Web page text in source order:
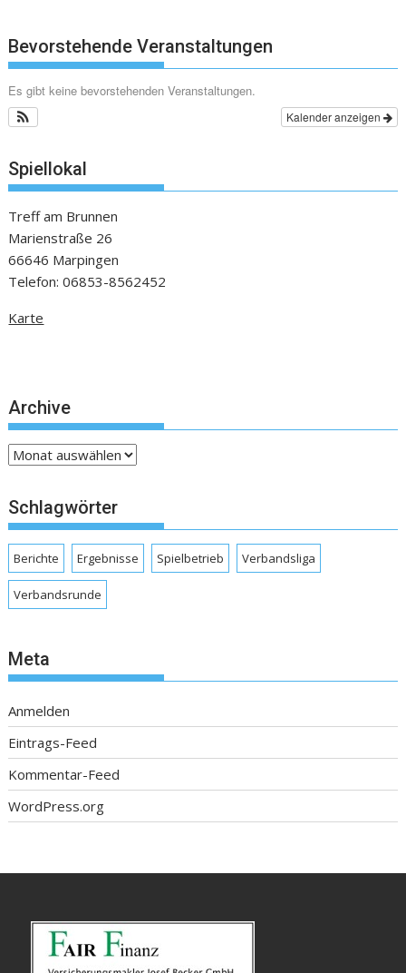
Bevorstehende Veranstaltungen
Es gibt keine bevorstehenden Veranstaltungen.
Kalender anzeigen
Spiellokal
Treff am Brunnen
Marienstraße 26
66646 Marpingen
Telefon: 06853-8562452
Karte
Archive
Archive
Schlagwörter
Berichte Ergebnisse Spielbetrieb Verbandsliga
Verbandsrunde
Meta
Anmelden
Eintrags-Feed
Kommentar-Feed
WordPress.org